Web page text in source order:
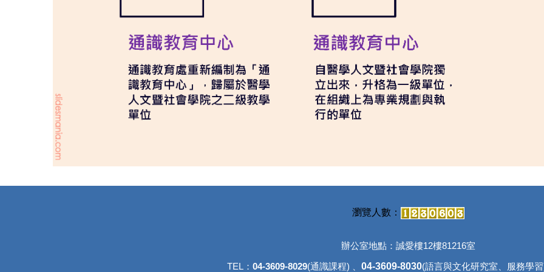
辦公室地點：誠愛樓12樓81216室
TEL： 04-3609-8029(通識課程) 、 04-3609-8030(語言與文化研究室、 服